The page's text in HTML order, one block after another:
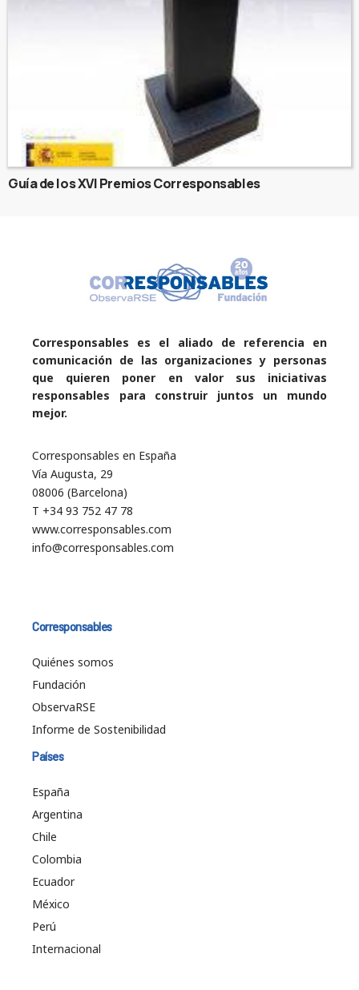
Guía de los XVI Premios Corresponsables
Corresponsables es el aliado de referencia en
comunicación de las organizaciones y personas
que quieren poner en valor sus iniciativas
responsables para construir juntos un mundo
mejor.
Corresponsables en España
Vía Augusta, 29
08006 (Barcelona)
T +34 93 752 47 78
www.corresponsables.com
info@corresponsables.com
Corresponsables
Quiénes somos
Fundación
ObservaRSE
Informe de Sostenibilidad
Países
España
Argentina
Chile
Colombia
Ecuador
México
Perú
Internacional